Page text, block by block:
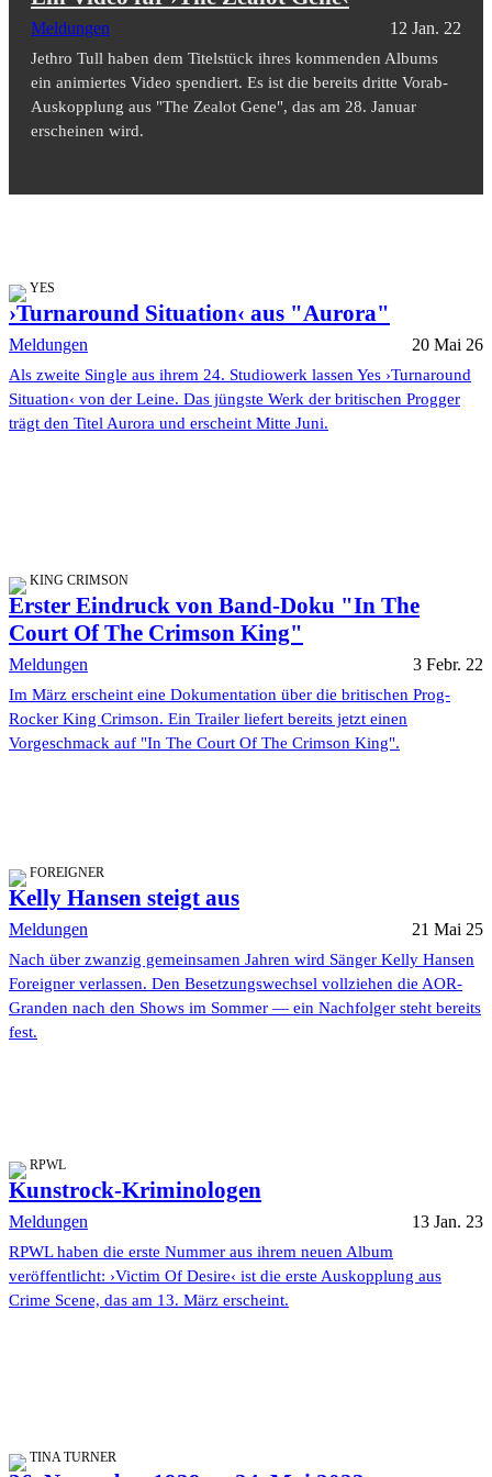
Meldungen 12 Jan. 22
Jethro Tull haben dem Titelstück ihres kommenden Albums
ein animiertes Video spendiert. Es ist die bereits dritte Vorab-
Auskopplung aus "The Zealot Gene", das am 28. Januar
erscheinen wird.
YES
›Turnaround Situation‹ aus "Aurora"
Meldungen 20 Mai 26
Als zweite Single aus ihrem 24. Studiowerk lassen Yes ›Turnaround
Situation‹ von der Leine. Das jüngste Werk der britischen Progger
trägt den Titel Aurora und erscheint Mitte Juni.
KING CRIMSON
Erster Eindruck von Band-Doku "In The
Court Of The Crimson King"
Meldungen 3 Febr. 22
Im März erscheint eine Dokumentation über die britischen Prog-
Rocker King Crimson. Ein Trailer liefert bereits jetzt einen
Vorgeschmack auf "In The Court Of The Crimson King".
FOREIGNER
Kelly Hansen steigt aus
Meldungen 21 Mai 25
Nach über zwanzig gemeinsamen Jahren wird Sänger Kelly Hansen
Foreigner verlassen. Den Besetzungswechsel vollziehen die AOR-
Granden nach den Shows im Sommer — ein Nachfolger steht bereits
fest.
RPWL
Kunstrock-Kriminologen
Meldungen 13 Jan. 23
RPWL haben die erste Nummer aus ihrem neuen Album
veröffentlicht: ›Victim Of Desire‹ ist die erste Auskopplung aus
Crime Scene, das am 13. März erscheint.
TINA TURNER